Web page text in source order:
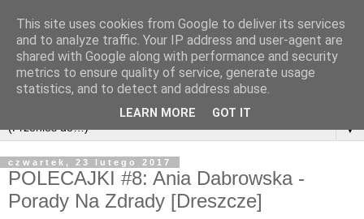
▼
czwartek, 23 lutego 2017
POLECAJKI #8: Ania Dabrowska -
Porady Na Zdrady [Dreszcze]
This site uses cookies from Google to deliver its services
and to analyze traffic. Your IP address and user-agent are
shared with Google along with performance and security
metrics to ensure quality of service, generate usage
statistics, and to detect and address abuse.
LEARN MORE GOT IT